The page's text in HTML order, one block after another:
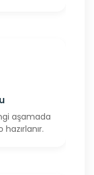
aşamada